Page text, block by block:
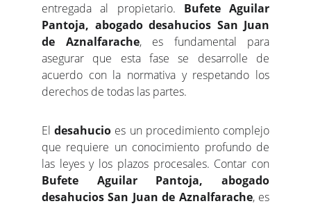
entregada al propietario. Bufete Aguilar
Pantoja, abogado desahucios San Juan
de Aznalfarache, es fundamental para
asegurar que esta fase se desarrolle de
acuerdo con la normativa y respetando los
derechos de todas las partes.
Eldesahucio es un procedimiento complejo
que requiere un conocimiento profundo de
las leyes y los plazos procesales. Contar con
Bufete Aguilar Pantoja, abogado
desahucios San Juan de Aznalfarache, es